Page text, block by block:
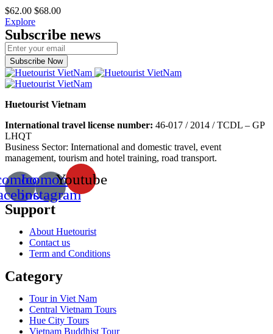
$62.00 $68.00
Explore
Subscribe news
Subscribe Now
Huetourist Vietnam
International travel license number: 46-017 / 2014 / TCDL – GP
LHQT
Business Sector: International and domestic travel, event
management, tourism and hotel training, road transport.
Icomoon-
instagram
Youtube
Support
About Huetourist
Contact us
Term and Conditions
Category
Tour in Viet Nam
Central Vietnam Tours
Hue City Tours
Vietnam Buddhist Tour